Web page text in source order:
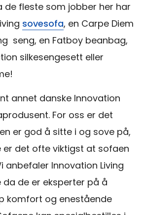
de fleste som jobber her har
sovesofa, en Carpe Diem
seng, en Fatboy beanbag,
silkesengesett eller
annet danske Innovation
For oss er det
er god å sitte i og sove på,
er det ofte viktigst at sofaen
anbefaler Innovation Living
de er eksperter på å
komfort og enestående